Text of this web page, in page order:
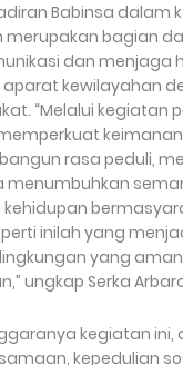
Babinsa dalam
bagian
dan menjaga
kewilayahan
“Melalui kegiatan
rasa peduli,
menumbuhkan
inilah yang
yang
ungkap Serka
kegiatan ini,
kepedulian